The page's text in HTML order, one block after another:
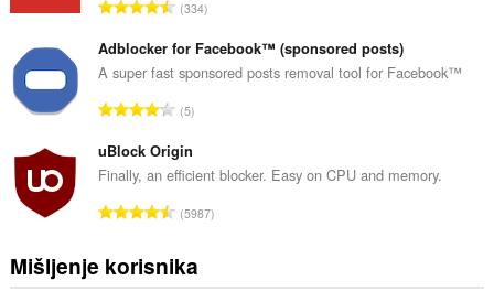
podešavanjima.
ekstenzija
može
pristupati
Vašim
istoriji
pretraživanja.
o
c
j
n
:
n
r
o
j
o
c
j
n
:
U
u
p
n
r
o
j
o
j
e
334
Adblocker for Facebook™ (sponsored posts)
A super fast sponsored posts removal tool for Facebook™
U
u
p
n
r
o
5
uBlock Origin
Finally, an efficient blocker. Easy on CPU and memory.
U
u
p
5987
Mišljenje korisnika